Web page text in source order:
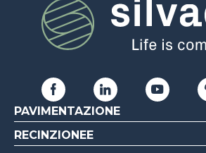
PAVIMENTAZIONE
RECINZIONEE